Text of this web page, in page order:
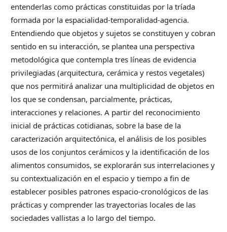
entenderlas como prácticas constituidas por la tríada
formada por la espacialidad-temporalidad-agencia.
Entendiendo que objetos y sujetos se constituyen y cobran
sentido en su interacción, se plantea una perspectiva
metodológica que contempla tres líneas de evidencia
privilegiadas (arquitectura, cerámica y restos vegetales)
que nos permitirá analizar una multiplicidad de objetos en
los que se condensan, parcialmente, prácticas,
interacciones y relaciones. A partir del reconocimiento
inicial de prácticas cotidianas, sobre la base de la
caracterización arquitectónica, el análisis de los posibles
usos de los conjuntos cerámicos y la identificación de los
alimentos consumidos, se explorarán sus interrelaciones y
su contextualización en el espacio y tiempo a fin de
establecer posibles patrones espacio-cronológicos de las
prácticas y comprender las trayectorias locales de las
sociedades vallistas a lo largo del tiempo.